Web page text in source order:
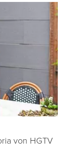
von HGTV